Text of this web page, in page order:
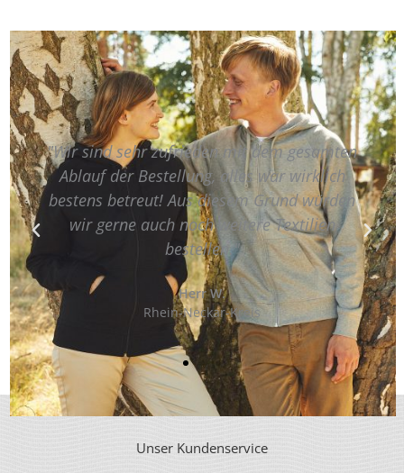
zufrieden mit dem gesamten
alles war wirklich
Aus diesem Grund würden
auch noch weitere Textilien
bestellen."
Herr W.
Rhein-Neckar-Kreis
"Liebes
an die
Unser Kundenservice